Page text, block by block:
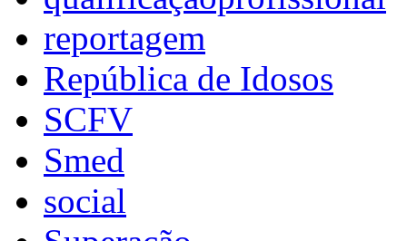
reportagem
República de Idosos
SCFV
Smed
social